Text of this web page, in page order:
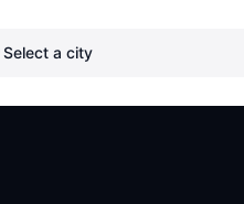
Select a city